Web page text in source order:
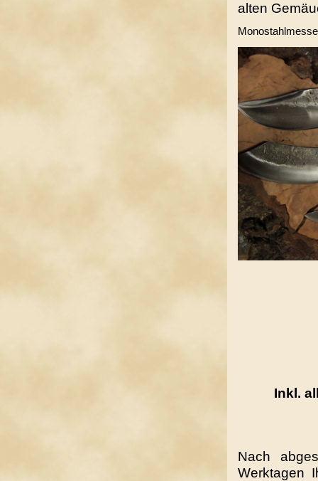
alten
Inkl.
Nach
Werktagen